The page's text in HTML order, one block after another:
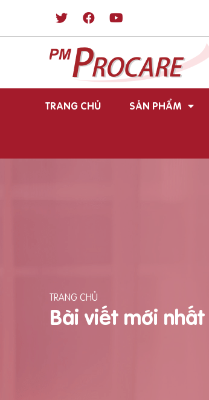
TRANG CHỦ SẢN PHẨM
TRANG CHỦ
Bài viết mới nhất